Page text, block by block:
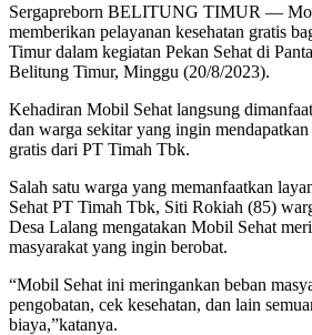
Sergapreborn BELITUNG TIMUR —
memberikan pelayanan kesehatan gratis
Timur dalam kegiatan Pekan Sehat di
Belitung Timur, Minggu (20/8/2023).
Kehadiran Mobil Sehat langsung
dan warga sekitar yang ingin mendapatkan
gratis dari PT Timah Tbk.
Salah satu warga yang memanfaatkan
Sehat PT Timah Tbk, Siti Rokiah (85)
Desa Lalang mengatakan Mobil Sehat
masyarakat yang ingin berobat.
“Mobil Sehat ini meringankan beban
pengobatan, cek kesehatan, dan lain
biaya,”katanya.